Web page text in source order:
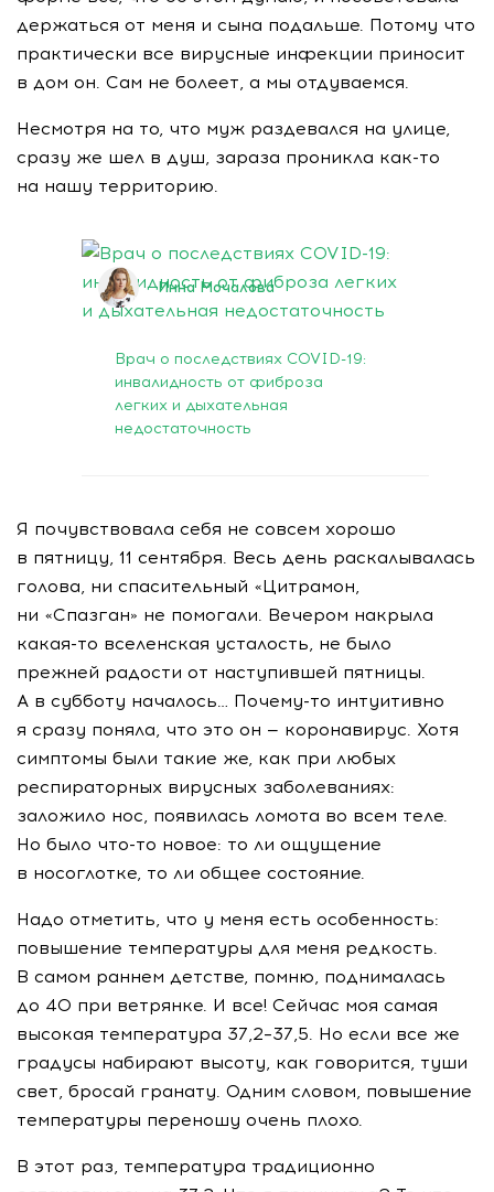
держаться от меня и сына подальше. Потому что
практически все вирусные инфекции приносит
в дом он. Сам не болеет, а мы отдуваемся.
Несмотря на то, что муж раздевался на улице,
сразу же шел в душ, зараза проникла как-то
на нашу территорию.
15 апреля 2020
Инна Мочалова
Врач о последствиях COVID-19:
инвалидность от фиброза
легких и дыхательная
недостаточность
Я почувствовала себя не совсем хорошо
в пятницу, 11 сентября. Весь день раскалывалась
голова, ни спасительный «Цитрамон,
ни «Спазган» не помогали. Вечером накрыла
какая-то вселенская усталость, не было
прежней радости от наступившей пятницы.
А в субботу началось… Почему-то интуитивно
я сразу поняла, что это он — коронавирус. Хотя
симптомы были такие же, как при любых
респираторных вирусных заболеваниях:
заложило нос, появилась ломота во всем теле.
Но было что-то новое: то ли ощущение
в носоглотке, то ли общее состояние.
Надо отметить, что у меня есть особенность:
повышение температуры для меня редкость.
В самом раннем детстве, помню, поднималась
до 40 при ветрянке. И все! Сейчас моя самая
высокая температура 37,2–37,5. Но если все же
градусы набирают высоту, как говорится, туши
свет, бросай гранату. Одним словом, повышение
температуры переношу очень плохо.
В этот раз, температура традиционно